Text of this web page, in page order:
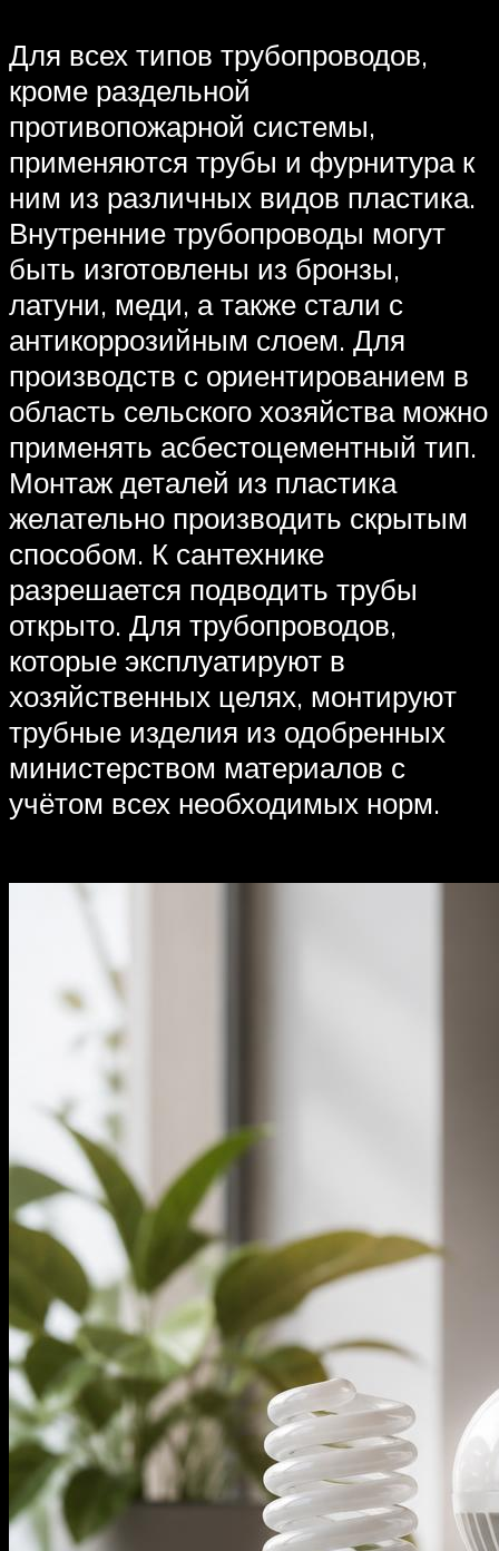
Для всех типов трубопроводов,
кроме раздельной
противопожарной системы,
применяются трубы и фурнитура к
ним из различных видов пластика.
Внутренние трубопроводы могут
быть изготовлены из бронзы,
латуни, меди, а также стали с
антикоррозийным слоем. Для
производств с ориентированием в
область сельского хозяйства можно
применять асбестоцементный тип.
Монтаж деталей из пластика
желательно производить скрытым
способом. К сантехнике
разрешается подводить трубы
открыто. Для трубопроводов,
которые эксплуатируют в
хозяйственных целях, монтируют
трубные изделия из одобренных
министерством материалов с
учётом всех необходимых норм.